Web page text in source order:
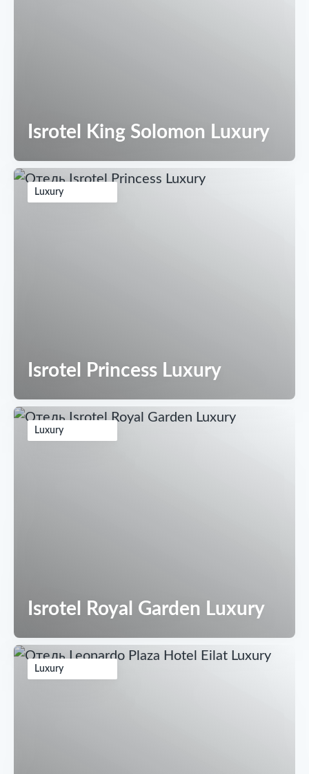
Isrotel King Solomon Luxury
Luxury
Isrotel Princess Luxury
Luxury
Isrotel Royal Garden Luxury
Luxury